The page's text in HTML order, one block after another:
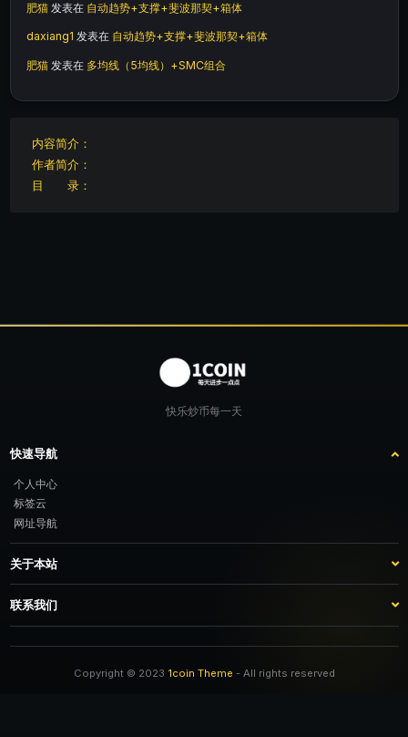
肥猫 发表在 自动趋势+支撑+斐波那契+箱体
daxiang1 发表在 自动趋势+支撑+斐波那契+箱体
肥猫 发表在 多均线（5均线）+SMC组合
内容简介：
作者简介：
目 录：
快乐炒币每一天
快速导航
个人中心
标签云
网址导航
关于本站
站点介绍
客服咨询
推广计划
联系我们
TG：@feimao2024 QQ：3261605442 微信：moto001com 新浪微博：三
Copyright © 2023 1coin Theme - All rights reserved